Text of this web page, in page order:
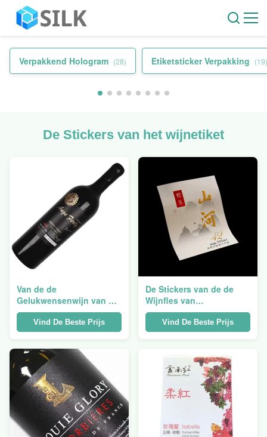
Verpakkend Hologram (28) Etiketsticker Verpakking (19)
De Stickers van het wijnetiket
Van de de
Gelukwensenwijn van het
douanehuwelijk de
Flessenetiketten voor
Graduatie ISO9001
Vind De Beste Prijs
De Stickers van de de
Wijnfles van
gunstetiketten voor de
Partijdecoratie van de
Huwelijksdankzegging
Vind De Beste Prijs